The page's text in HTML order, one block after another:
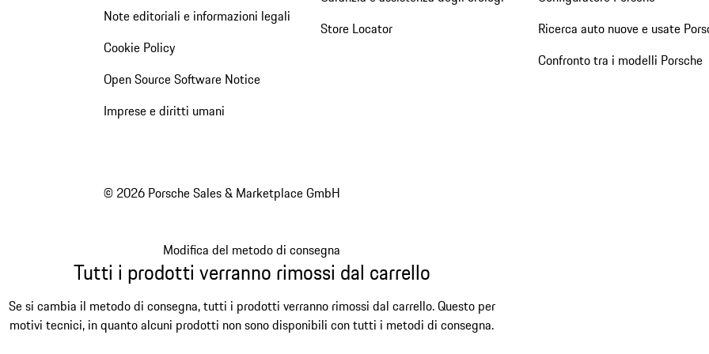
Note editoriali e informazioni legali
Cookie Policy
Open Source Software Notice
Imprese e diritti umani
Store Locator
Ricerca auto nuove e usate
Confronto tra i modelli Porsche
© 2026 Porsche Sales & Marketplace GmbH
Modifica del metodo di consegna
Tutti i prodotti verranno rimossi dal carrello
Se si cambia il metodo di consegna, tutti i prodotti verranno rimossi dal carrello. Questo per
motivi tecnici, in quanto alcuni prodotti non sono disponibili con tutti i metodi di consegna.